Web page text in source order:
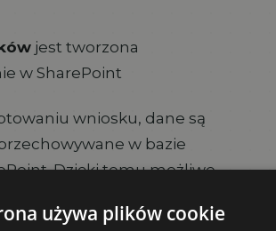
jest tworzona
w SharePoint
wniosku, dane są
w bazie
Dzięki temu możliwe
i archiwizacja zgłoszeń.
jedynie dla osób
używa plików cookie